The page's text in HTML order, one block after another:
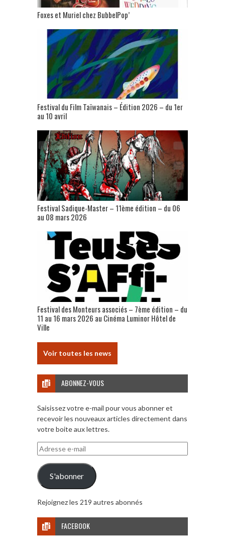
Foxes et Muriel chez BubbelPop’
Festival du Film Taïwanais – Édition 2026 – du 1er
au 10 avril
Festival Sadique-Master – 11ème édition – du 06
au 08 mars 2026
Festival des Monteurs associés – 7ème édition – du
11 au 16 mars 2026 au Cinéma Luminor Hôtel de
Ville
Voir toutes les news
ABONNEZ-VOUS
Saisissez votre e-mail pour vous abonner et
recevoir les nouveaux articles directement dans
votre boite aux lettres.
Adresse
e-
mail
S'abonner
Rejoignez les 219 autres abonnés
FACEBOOK